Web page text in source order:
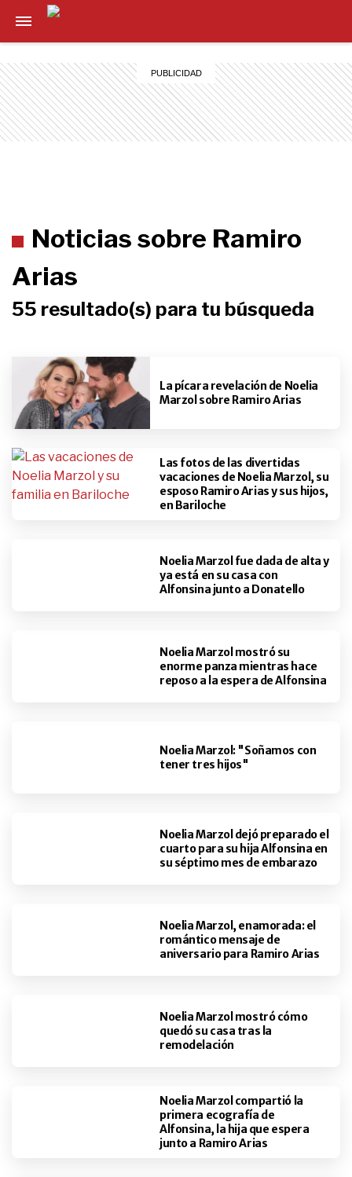
Noticias sobre Ramiro
Arias
55 resultado(s) para tu búsqueda
La pícara revelación de Noelia
Marzol sobre Ramiro Arias
Las fotos de las divertidas
vacaciones de Noelia Marzol, su
esposo Ramiro Arias y sus hijos,
en Bariloche
Noelia Marzol fue dada de alta y
ya está en su casa con
Alfonsina junto a Donatello
Noelia Marzol mostró su
enorme panza mientras hace
reposo a la espera de Alfonsina
Noelia Marzol: "Soñamos con
tener tres hijos"
Noelia Marzol dejó preparado el
cuarto para su hija Alfonsina en
su séptimo mes de embarazo
Noelia Marzol, enamorada: el
romántico mensaje de
aniversario para Ramiro Arias
Noelia Marzol mostró cómo
quedó su casa tras la
remodelación
Noelia Marzol compartió la
primera ecografía de
Alfonsina, la hija que espera
junto a Ramiro Arias